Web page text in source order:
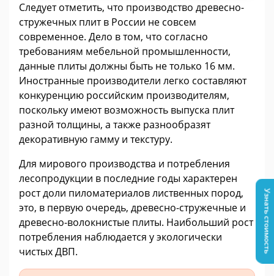
Следует отметить, что производство древесно-
стружечных плит в России не совсем
современное. Дело в том, что согласно
требованиям мебельной промышленности,
данные плиты должны быть не только 16 мм.
Иностранные производители легко составляют
конкуренцию российским производителям,
поскольку имеют возможность выпуска плит
разной толщины, а также разнообразят
декоративную гамму и текстуру.
Для мирового производства и потребления
лесопродукции в последние годы характерен
рост доли пиломатериалов лиственных пород,
это, в первую очередь, древесно-стружечные и
древесно-волокнистые плиты. Наибольший рост
потребления наблюдается у экологически
чистых ДВП.
Узнать стоимость